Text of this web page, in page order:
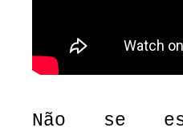
Não se